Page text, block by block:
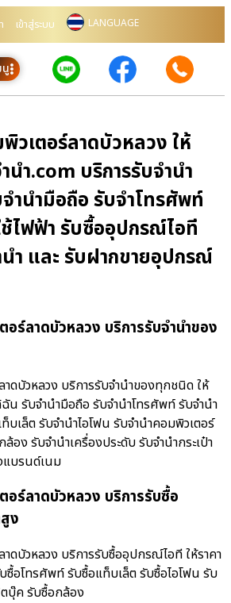
เข้าสู่ระบบ LANGUAGE
นู
วเตอร์ลาดบัวหลวง ให้
นํา.com บริการรับจำนำ
ำนำมือถือ รับจำโทรศัพท์
ช้ไฟฟ้า รับซื้ออุปกรณ์ไอที
ำ และ รับฝากขายอุปกรณ์
ร์ลาดบัวหลวง บริการรับจำนำของ
ดบัวหลวง บริการรับจำนำของทุกชนิด ให้
น รับจำนำมือถือ รับจำนำโทรศัพท์ รับจำนำ
บเล็ต รับจำนำไอโฟน รับจำนำคอมพิวเตอร์
อง รับจำนำเครื่องประดับ รับจำนำกระเป๋า
แบรนด์เนม
อร์ลาดบัวหลวง บริการรับซื้อ
ง
ดบัวหลวง บริการรับซื้ออุปกรณ์ไอที ให้ราคา
ซื้อโทรศัพท์ รับซื้อแท็บเล็ต รับซื้อไอโฟน รับ
บุ๊ค รับซื้อกล้อง